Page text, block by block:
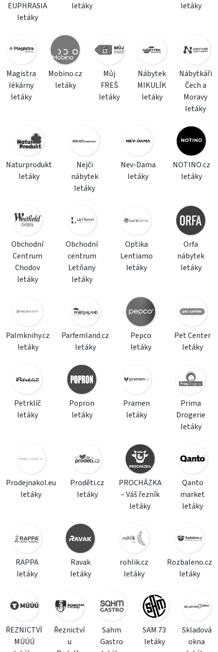
EUPHRASIA
letáky
letáky
letáky
Magistra
lékárny
letáky
Mobino.cz
letáky
Můj
FREŠ
letáky
Nábytek
MIKULÍK
letáky
Nábytkáři
Čech a
Moravy
letáky
Naturprodukt
letáky
Nejči
nábytek
letáky
Nev-Dama
letáky
NOTINO.cz
letáky
Obchodní
Centrum
Chodov
letáky
Obchodní
centrum
Letňany
letáky
Optika
Lentiamo
letáky
Orfa
nábytek
letáky
Palmknihy.cz
letáky
Parfemland.cz
letáky
Pepco
letáky
Pet Center
letáky
Petrklíč
letáky
Popron
letáky
Pramen
letáky
Prima
Drogerie
letáky
Prodejnakol.eu
letáky
Proděti.cz
letáky
PROCHÁZKA
– Váš řezník
letáky
Qanto
market
letáky
RAPPA
letáky
Ravak
letáky
rohlik.cz
letáky
Rozbaleno.cz
letáky
ŘEZNICTVÍ
MÚÚÚ
Řeznictví
u
Sahm
Gastro
SAM 73
letáky
Skladová
okna